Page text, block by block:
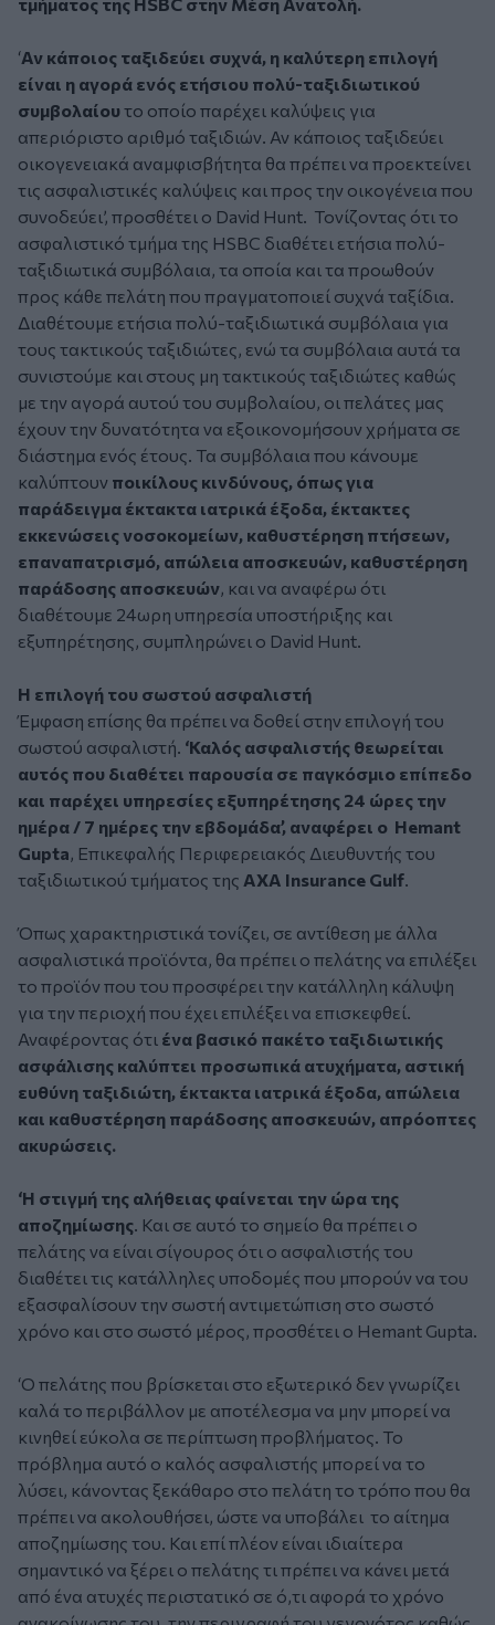
τμήματος της HSBC στην Μέση Ανατολή.
‘Αν κάποιος ταξιδεύει συχνά, η καλύτερη επιλογή
είναι η αγορά ενός ετήσιου πολύ-ταξιδιωτικού
συμβολαίουτο οποίο παρέχει καλύψεις για
απεριόριστο αριθμό ταξιδιών. Αν κάποιος ταξιδεύει
οικογενειακά αναμφισβήτητα θα πρέπει να προεκτείνει
τις ασφαλιστικές καλύψεις και προς την οικογένεια που
συνοδεύει’, προσθέτει ο David Hunt. Τονίζοντας ότι το
ασφαλιστικό τμήμα της HSBC διαθέτει ετήσια πολύ-
ταξιδιωτικά συμβόλαια, τα οποία και τα προωθούν
προς κάθε πελάτη που πραγματοποιεί συχνά ταξίδια.
Διαθέτουμε ετήσια πολύ-ταξιδιωτικά συμβόλαια για
τους τακτικούς ταξιδιώτες, ενώ τα συμβόλαια αυτά τα
συνιστούμε και στους μη τακτικούς ταξιδιώτες καθώς
με την αγορά αυτού του συμβολαίου, οι πελάτες μας
έχουν την δυνατότητα να εξοικονομήσουν χρήματα σε
διάστημα ενός έτους. Τα συμβόλαια που κάνουμε
καλύπτουν ποικίλους κινδύνους, όπως για
παράδειγμα έκτακτα ιατρικά έξοδα, έκτακτες
εκκενώσεις νοσοκομείων, καθυστέρηση πτήσεων,
επαναπατρισμό, απώλεια αποσκευών, καθυστέρηση
παράδοσης αποσκευών, και να αναφέρω ότι
διαθέτουμε 24ωρη υπηρεσία υποστήριξης και
εξυπηρέτησης, συμπληρώνει ο David Hunt.
Η επιλογή του σωστού ασφαλιστή
Έμφαση επίσης θα πρέπει να δοθεί στην επιλογή του
σωστού ασφαλιστή. ‘Καλός ασφαλιστής θεωρείται
αυτός που διαθέτει παρουσία σε παγκόσμιο επίπεδο
και παρέχει υπηρεσίες εξυπηρέτησης 24 ώρες την
ημέρα / 7 ημέρες την εβδομάδα’, αναφέρει ο Hemant
Gupta, Επικεφαλής Περιφερειακός Διευθυντής του
ταξιδιωτικού τμήματος της ΑΧΑ Insurance Gulf.
Όπως χαρακτηριστικά τονίζει, σε αντίθεση με άλλα
ασφαλιστικά προϊόντα, θα πρέπει ο πελάτης να επιλέξει
το προϊόν που του προσφέρει την κατάλληλη κάλυψη
για την περιοχή που έχει επιλέξει να επισκεφθεί.
Αναφέροντας ότι ένα βασικό πακέτο ταξιδιωτικής
ασφάλισης καλύπτει προσωπικά ατυχήματα, αστική
ευθύνη ταξιδιώτη, έκτακτα ιατρικά έξοδα, απώλεια
και καθυστέρηση παράδοσης αποσκευών, απρόοπτες
ακυρώσεις.
‘Η στιγμή της αλήθειας φαίνεται την ώρα της
αποζημίωσης. Και σε αυτό το σημείο θα πρέπει ο
πελάτης να είναι σίγουρος ότι ο ασφαλιστής του
διαθέτει τις κατάλληλες υποδομές που μπορούν να του
εξασφαλίσουν την σωστή αντιμετώπιση στο σωστό
χρόνο και στο σωστό μέρος, προσθέτει ο Hemant Gupta.
‘Ο πελάτης που βρίσκεται στο εξωτερικό δεν γνωρίζει
καλά το περιβάλλον με αποτέλεσμα να μην μπορεί να
κινηθεί εύκολα σε περίπτωση προβλήματος. Το
πρόβλημα αυτό ο καλός ασφαλιστής μπορεί να το
λύσει, κάνοντας ξεκάθαρο στο πελάτη το τρόπο που θα
πρέπει να ακολουθήσει, ώστε να υποβάλει το αίτημα
αποζημίωσης του. Και επί πλέον είναι ιδιαίτερα
σημαντικό να ξέρει ο πελάτης τι πρέπει να κάνει μετά
από ένα ατυχές περιστατικό σε ό,τι αφορά το χρόνο